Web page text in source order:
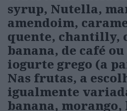
syrup, Nutella,
amendoim,
quente, chantilly,
banana, de café
iogurte grego (a
Nas frutas, a
igualmente
banana,